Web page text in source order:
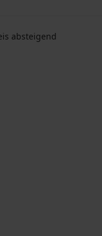
absteigend